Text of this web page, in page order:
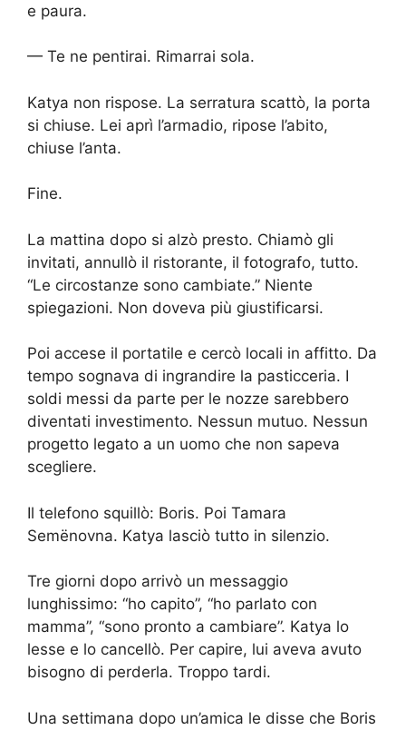
e paura.
— Te ne pentirai. Rimarrai sola.
Katya non rispose. La serratura scattò, la porta
si chiuse. Lei aprì l’armadio, ripose l’abito,
chiuse l’anta.
Fine.
La mattina dopo si alzò presto. Chiamò gli
invitati, annullò il ristorante, il fotografo, tutto.
“Le circostanze sono cambiate.” Niente
spiegazioni. Non doveva più giustificarsi.
Poi accese il portatile e cercò locali in affitto. Da
tempo sognava di ingrandire la pasticceria. I
soldi messi da parte per le nozze sarebbero
diventati investimento. Nessun mutuo. Nessun
progetto legato a un uomo che non sapeva
scegliere.
Il telefono squillò: Boris. Poi Tamara
Semënovna. Katya lasciò tutto in silenzio.
Tre giorni dopo arrivò un messaggio
lunghissimo: “ho capito”, “ho parlato con
mamma”, “sono pronto a cambiare”. Katya lo
lesse e lo cancellò. Per capire, lui aveva avuto
bisogno di perderla. Troppo tardi.
Una settimana dopo un’amica le disse che Boris